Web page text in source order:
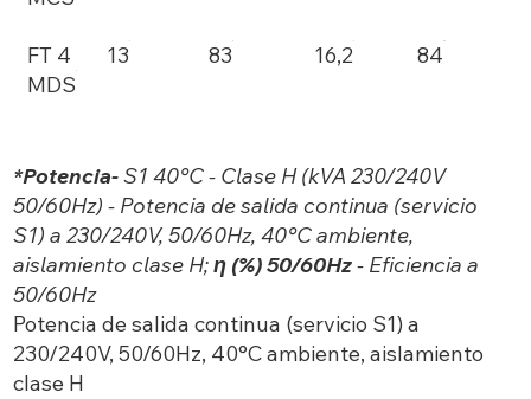
FT 4
MDS
13 83 16,2 84
*Potencia-S1 40°C - Clase H (kVA 230/240V
50/60Hz) - Potencia de salida continua (servicio
S1) a 230/240V, 50/60Hz, 40°C ambiente,
aislamiento clase H;η (%) 50/60Hz- Eficiencia a
50/60Hz
Potencia de salida continua (servicio S1) a
230/240V, 50/60Hz, 40°C ambiente, aislamiento
clase H